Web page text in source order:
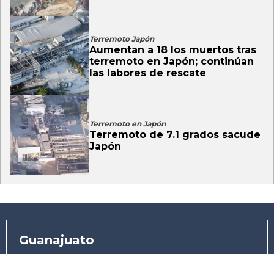
Terremoto Japón
Aumentan a 18 los muertos tras
terremoto en Japón; continúan
las labores de rescate
Terremoto en Japón
Terremoto de 7.1 grados sacude
Japón
Guanajuato